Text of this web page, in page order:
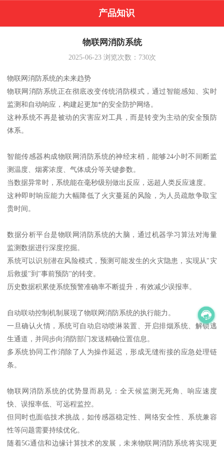
产品知识
物联网消防系统
2025-06-23浏览次数： 730次
物联网消防系统的未来趋势
物联网消防系统正在彻底改变传统消防模式，通过智能感知、实时
监测和自动响应，构建起更加*的安全防护网络。
这种系统不再是被动的灾害应对工具，而是转变为主动的安全预防
体系。
智能传感器构成物联网消防系统的神经末梢，能够24小时不间断监
测温度、烟雾浓度、气体成分等关键参数。
当数据异常时，系统能在毫秒级别做出反应，远超人类反应速度。
这种即时响应能力大幅降低了火灾蔓延的风险，为人员疏散争取宝
贵时间。
数据分析平台是物联网消防系统的大脑，通过机器学习算法对海量
监测数据进行深度挖掘。
系统可以识别潜在风险模式，预测可能发生的火灾隐患，实现从"灾
后救援"到"事前预防"的转变。
历史数据积累使系统预警准确率不断提升，有效减少误报率。
自动联动控制机制展现了物联网消防系统的执行能力。
一旦确认火情，系统可自动启动喷淋装置、开启排烟系统、解锁逃
生通道，并同步向消防部门发送精确位置信息。
多系统协同工作消除了人为操作延迟，形成无缝衔接的应急处理链
条。
物联网消防系统的优势显而易见：全天候监测无死角、响应速度
快、误报率低、可远程监控。
但同时也面临技术挑战，如传感器稳定性、网络安全性、系统兼容
性等问题需要持续优化。
随着5G通信和边缘计算技术的发展，未来物联网消防系统将实现更